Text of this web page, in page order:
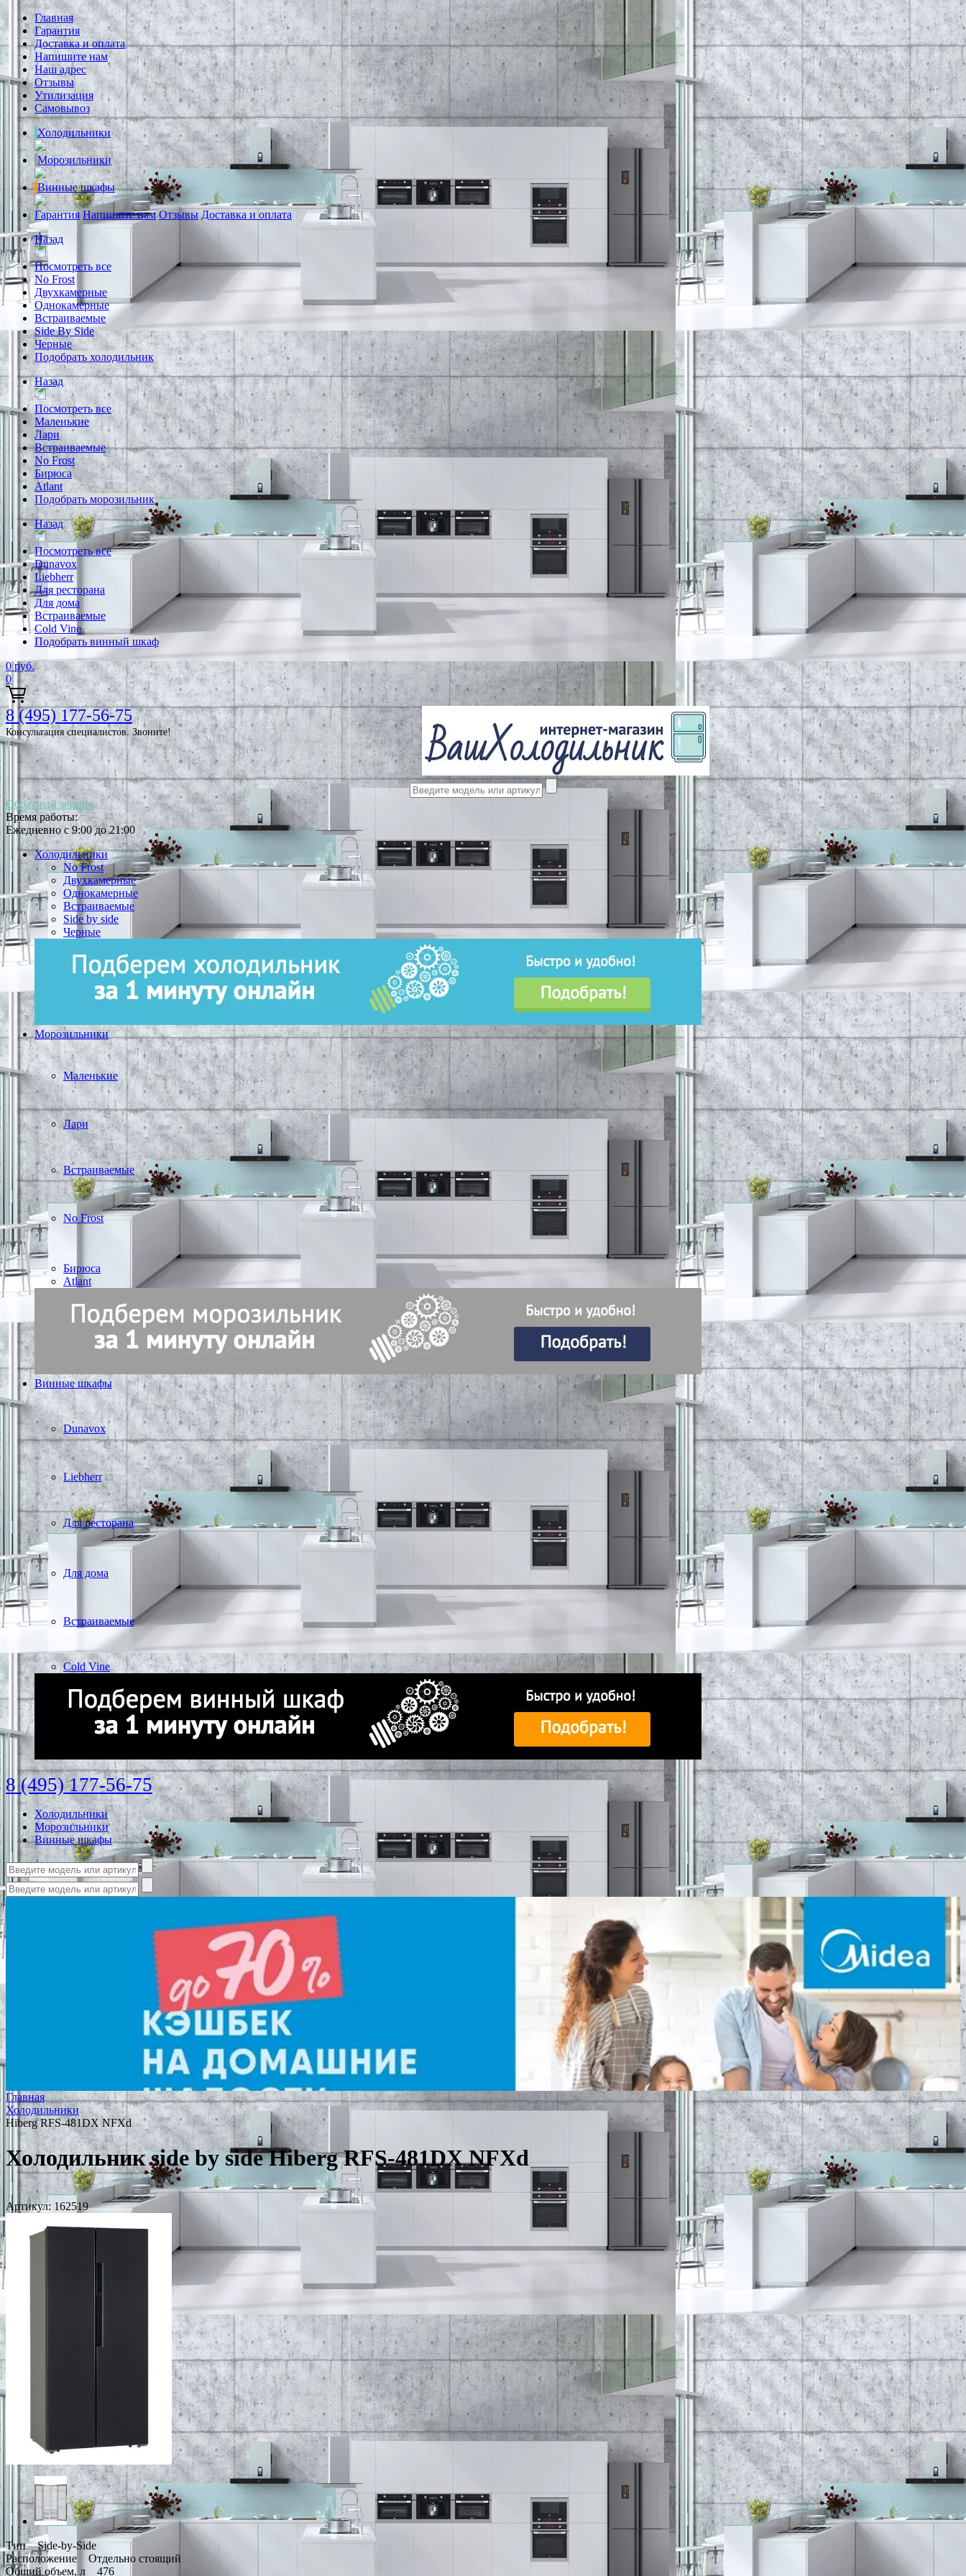
Главная
Гарантия
Доставка и оплата
Напишите нам
Наш адрес
Отзывы
Утилизация
Самовывоз
Холодильники
Морозильники
Винные шкафы
Гарантия Напишите нам Отзывы Доставка и оплата
Назад
Посмотреть все
No Frost
Двухкамерные
Однокамерные
Встраиваемые
Side By Side
Черные
Подобрать холодильник
Назад
Посмотреть все
Маленькие
Лари
Встраиваемые
No Frost
Бирюса
Atlant
Подобрать морозильник
Назад
Посмотреть все
Dunavox
Liebherr
Для ресторана
Для дома
Встраиваемые
Cold Vine
Подобрать винный шкаф
0 руб.
0
8 (495) 177-56-75
Консультация специалистов. Звоните!
Обратный звонок
Время работы:
Ежедневно с 9:00 до 21:00
Холодильники
No Frost
Двухкамерные
Однокамерные
Встраиваемые
Side by side
Черные
Морозильники
Маленькие
Лари
Встраиваемые
No Frost
Бирюса
Atlant
Винные шкафы
Dunavox
Liebherr
Для ресторана
Для дома
Встраиваемые
Cold Vine
8 (495) 177-56-75
Холодильники
Морозильники
Винные шкафы
Главная
Холодильники
Hiberg RFS-481DX NFXd
Холодильник side by side Hiberg RFS-481DX NFXd
Артикул: 162519
Тип Side-by-Side
Расположение Отдельно стоящий
Общий объем, л 476